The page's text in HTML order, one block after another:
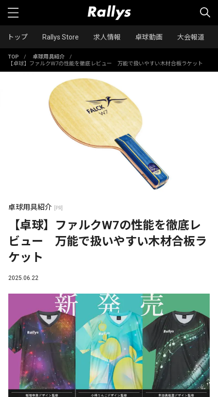
トップ Rallys Store 求人情報 卓球動画 大会報道
TOP / 卓球用具紹介
/
【卓球】ファルクW7の性能を徹底レビュー 万能で扱いやすい木材合板ラケット
卓球用具紹介 [PR]
【卓球】ファルクW7の性能を徹底レ
ビュー 万能で扱いやすい木材合板ラ
ケット
2025.06.22